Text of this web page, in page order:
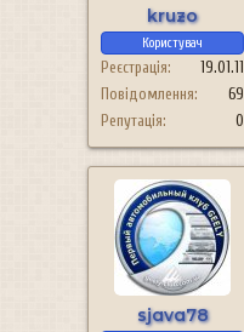
kruzo
Користувач
Реєстрація
19.01.11
Повідомлення
69
Репутація
0
sjava78